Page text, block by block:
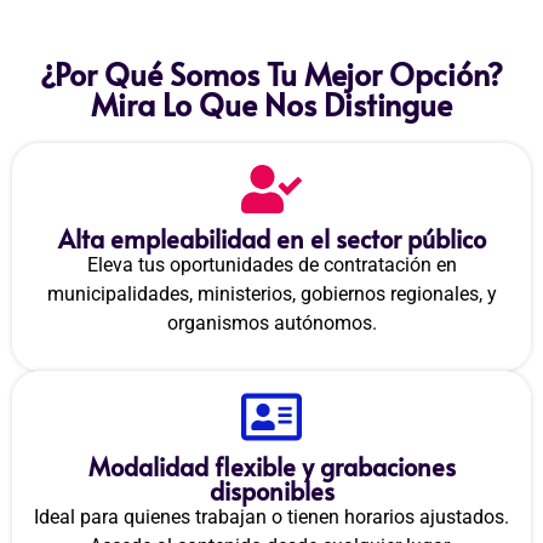
¿Por Qué Somos Tu Mejor Opción?
Mira Lo Que Nos Distingue
Alta empleabilidad en el sector público
Eleva tus oportunidades de contratación en
municipalidades, ministerios, gobiernos regionales, y
organismos autónomos.
Modalidad flexible y grabaciones
disponibles
Ideal para quienes trabajan o tienen horarios ajustados.